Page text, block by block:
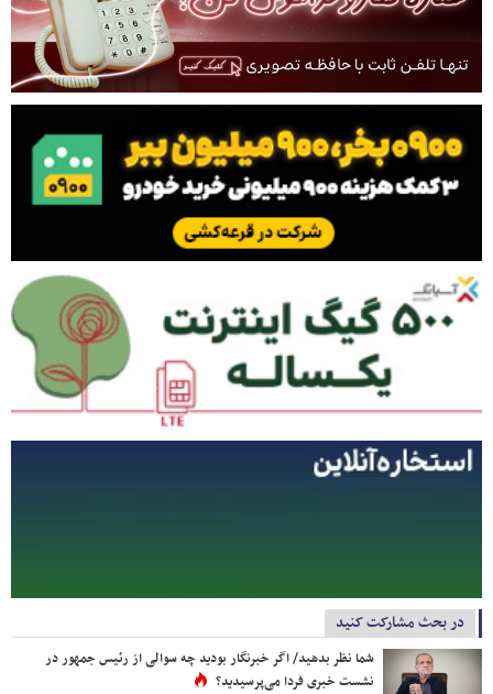
در بحث مشارکت کنید
شما نظر بدهید/ اگر خبرنگار بودید چه سوالی از رئیس جمهور در
نشست خبری فردا می‌پرسیدید؟